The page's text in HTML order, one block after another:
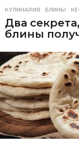
КУЛИНАРИЯ БЛИНЫ ,
Два
блины